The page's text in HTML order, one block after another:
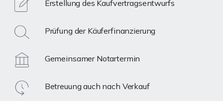
Erstellung des Kaufvertragsentwurfs
Prüfung der Käuferfinanzierung
Gemeinsamer Notartermin
Betreuung auch nach Verkauf